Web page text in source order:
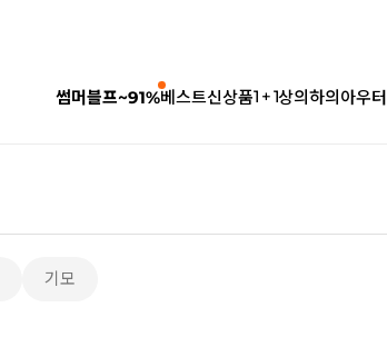
썸머블프~91%베스트신상품1 + 1상의하의아우터
기모